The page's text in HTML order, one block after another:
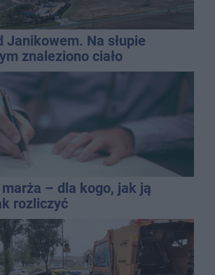
Janikowem. Na słupie
znaleziono ciało
– dla kogo, jak ją
rozliczyć